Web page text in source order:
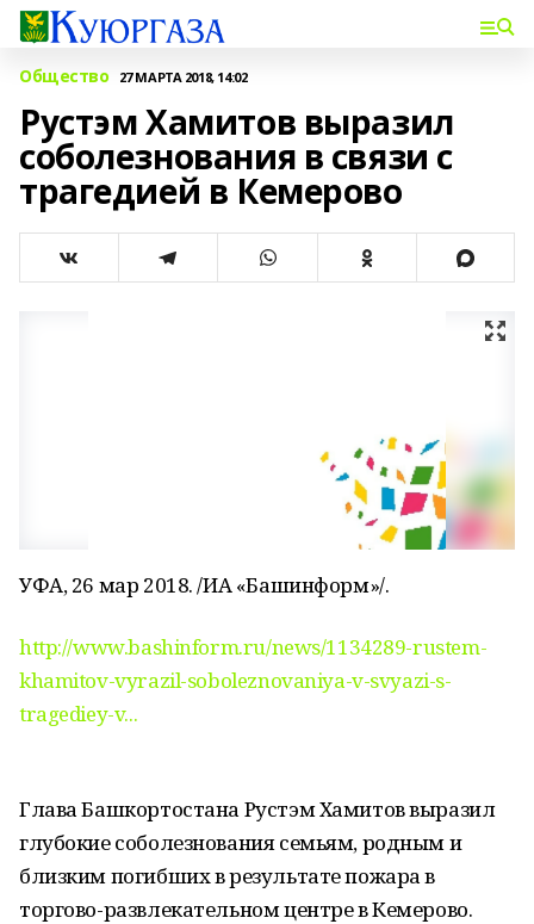
Общество 27 МАРТА 2018, 14:02
Рустэм Хамитов выразил
соболезнования в связи с
трагедией в Кемерово
УФА, 26 мар 2018. /ИА «Башинформ»/.
http://www.bashinform.ru/news/1134289-rustem-
khamitov-vyrazil-soboleznovaniya-v-svyazi-s-
tragediey-v...
Глава Башкортостана Рустэм Хамитов выразил
глубокие соболезнования семьям, родным и
близким погибших в результате пожара в
торгово-развлекательном центре в Кемерово.